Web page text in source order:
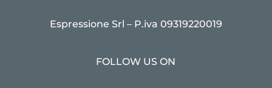
Espressione Srl – P.iva 09319220019
FOLLOW US ON